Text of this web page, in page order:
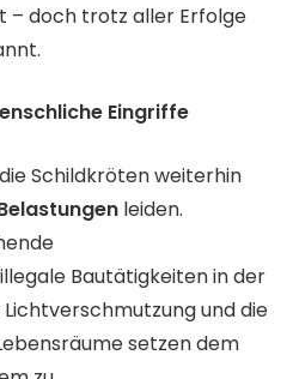
– doch trotz aller Erfolge
Eingriffe
Schildkröten weiterhin
leiden.
Bautätigkeiten in der
und die
setzen dem